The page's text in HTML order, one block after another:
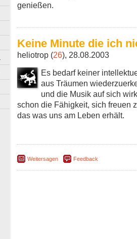
genießen.
Keine Minute die ich
heliotrop (26), 28.08.2003
Es bedarf keiner
aus Träumen
und die Musik auf sich
schon die Fähigkeit, sich freuen
das was uns am Leben erhält.
Weitersagen Feedback